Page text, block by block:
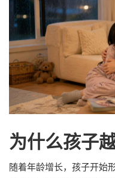
为什么孩子
随着年龄增长，孩子开始